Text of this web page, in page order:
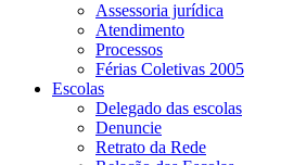
Assessoria jurídica
Atendimento
Processos
Férias Coletivas 2005
Escolas
Delegado das escolas
Denuncie
Retrato da Rede